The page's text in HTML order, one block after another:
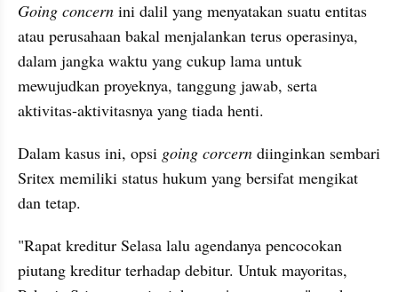
Going concern ini dalil yang menyatakan suatu entitas
atau perusahaan bakal menjalankan terus operasinya,
dalam jangka waktu yang cukup lama untuk
mewujudkan proyeknya, tanggung jawab, serta
aktivitas-aktivitasnya yang tiada henti.
Dalam kasus ini, opsi going corcern diinginkan sembari
Sritex memiliki status hukum yang bersifat mengikat
dan tetap.
"Rapat kreditur Selasa lalu agendanya pencocokan
piutang kreditur terhadap debitur. Untuk mayoritas,